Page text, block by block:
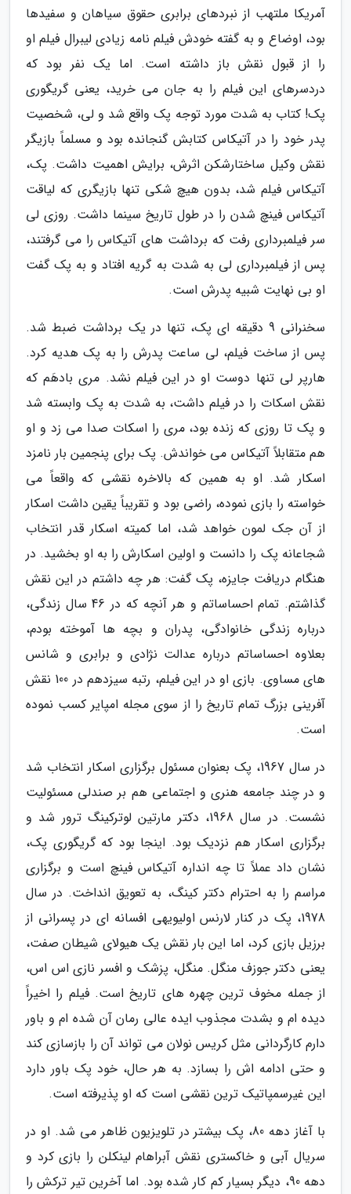
آمریکا ملتهب از نبردهای برابری حقوق سیاهان و سفیدها
بود، اوضاع و به گفته خودش فیلم نامه زیادی لیبرال فیلم او
را از قبول نقش باز داشته است. اما یک نفر بود که
دردسرهای این فیلم را به جان می خرید، یعنی گریگوری
پک! کتاب به شدت مورد توجه پک واقع شد و لی، شخصیت
پدر خود را در آتیکاس کتابش گنجانده بود و مسلماً بازیگر
نقش وکیل ساختارشکن اثرش، برایش اهمیت داشت. پک،
آتیکاس فیلم شد، بدون هیچ شکی تنها بازیگری که لیاقت
آتیکاس فینچ شدن را در طول تاریخ سینما داشت. روزی لی
سر فیلمبرداری رفت که برداشت های آتیکاس را می گرفتند،
پس از فیلمبرداری لی به شدت به گریه افتاد و به پک گفت
او بی نهایت شبیه پدرش است.
سخنرانی 9 دقیقه ای پک، تنها در یک برداشت ضبط شد.
پس از ساخت فیلم، لی ساعت پدرش را به پک هدیه کرد.
هارپر لی تنها دوست او در این فیلم نشد. مری بادهَم که
نقش اسکات را در فیلم داشت، به شدت به پک وابسته شد
و پک تا روزی که زنده بود، مری را اسکات صدا می زد و او
هم متقابلاً آتیکاس می خواندش. پک برای پنجمین بار نامزد
اسکار شد. او به همین که بالاخره نقشی که واقعاً می
خواسته را بازی نموده، راضی بود و تقریباً یقین داشت اسکار
از آن جک لمون خواهد شد، اما کمیته اسکار قدر انتخاب
شجاعانه پک را دانست و اولین اسکارش را به او بخشید. در
هنگام دریافت جایزه، پک گفت: هر چه داشتم در این نقش
گذاشتم. تمام احساساتم و هر آنچه که در 46 سال زندگی،
درباره زندگی خانوادگی، پدران و بچه ها آموخته بودم،
بعلاوه احساساتم درباره عدالت نژادی و برابری و شانس
های مساوی. بازی او در این فیلم، رتبه سیزدهم در 100 نقش
آفرینی بزرگ تمام تاریخ را از سوی مجله امپایر کسب نموده
است.
در سال 1967، پک بعنوان مسئول برگزاری اسکار انتخاب شد
و در چند جامعه هنری و اجتماعی هم بر صندلی مسئولیت
نشست. در سال 1968، دکتر مارتین لوترکینگ ترور شد و
برگزاری اسکار هم نزدیک بود. اینجا بود که گریگوری پک،
نشان داد عملاً تا چه انداره آتیکاس فینچ است و برگزاری
مراسم را به احترام دکتر کینگ، به تعویق انداخت. در سال
1978، پک در کنار لارنس اولیویهی افسانه ای در پسرانی از
برزیل بازی کرد، اما این بار نقش یک هیولای شیطان صفت،
یعنی دکتر جوزف منگل. منگل، پزشک و افسر نازی اس اس،
از جمله مخوف ترین چهره های تاریخ است. فیلم را اخیراً
دیده ام و بشدت مجذوب ایده عالی رمان آن شده ام و باور
دارم کارگردانی مثل کریس نولان می تواند آن را بازسازی کند
و حتی ادامه اش را بسازد. به هر حال، خود پک باور دارد
این غیرسمپاتیک ترین نقشی است که او پذیرفته است.
با آغاز دهه 80، پک بیشتر در تلویزیون ظاهر می شد. او در
سریال آبی و خاکستری نقش آبراهام لینکلن را بازی کرد و
دهه 90، دیگر بسیار کم کار شده بود. اما آخرین تیر ترکش را